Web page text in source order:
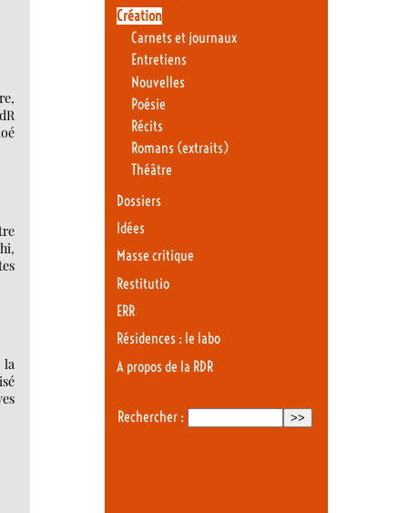
Création
Carnets et journaux
Entretiens
Nouvelles
Poésie
Récits
Romans (extraits)
Théâtre
Dossiers
Idées
Masse critique
Restitutio
ERR
Résidences : le labo
A propos de la RDR
Rechercher :